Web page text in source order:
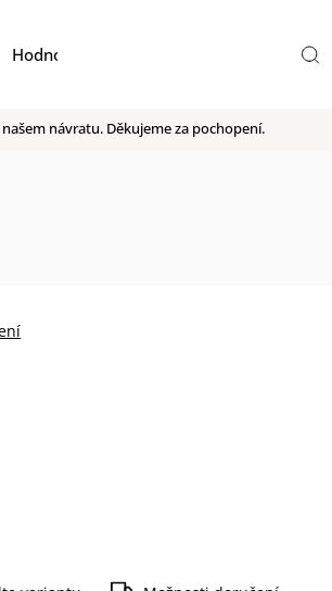
Hodnocení obchodu Moje objednávka
návratu. Děkujeme za pochopení.